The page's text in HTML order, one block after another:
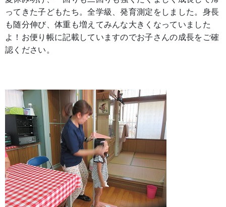
ってきた子どもたち。全学級、発育測定をしました。身長
も随分伸び、体重も増えてみんな大きくなっていました
よ！お便り帳に記載していますのでお子さんの成長をご確
認ください。